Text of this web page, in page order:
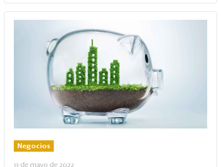
Negocios
13 de mayo de 2022